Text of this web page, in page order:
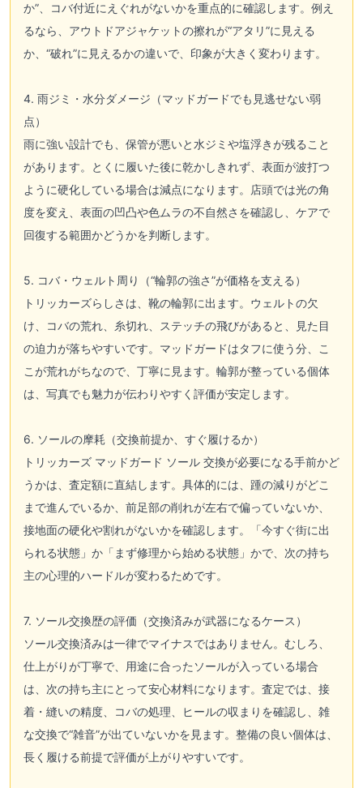
か”、コバ付近にえぐれがないかを重点的に確認します。例え
るなら、アウトドアジャケットの擦れが“アタリ”に見える
か、“破れ”に見えるかの違いで、印象が大きく変わります。
4. 雨ジミ・水分ダメージ（マッドガードでも見逃せない弱
点）
雨に強い設計でも、保管が悪いと水ジミや塩浮きが残ること
があります。とくに履いた後に乾かしきれず、表面が波打つ
ように硬化している場合は減点になります。店頭では光の角
度を変え、表面の凹凸や色ムラの不自然さを確認し、ケアで
回復する範囲かどうかを判断します。
5. コバ・ウェルト周り（“輪郭の強さ”が価格を支える）
トリッカーズらしさは、靴の輪郭に出ます。ウェルトの欠
け、コバの荒れ、糸切れ、ステッチの飛びがあると、見た目
の迫力が落ちやすいです。マッドガードはタフに使う分、こ
こが荒れがちなので、丁寧に見ます。輪郭が整っている個体
は、写真でも魅力が伝わりやすく評価が安定します。
6. ソールの摩耗（交換前提か、すぐ履けるか）
トリッカーズ マッドガード ソール 交換が必要になる手前かど
うかは、査定額に直結します。具体的には、踵の減りがどこ
まで進んでいるか、前足部の削れが左右で偏っていないか、
接地面の硬化や割れがないかを確認します。「今すぐ街に出
られる状態」か「まず修理から始める状態」かで、次の持ち
主の心理的ハードルが変わるためです。
7. ソール交換歴の評価（交換済みが武器になるケース）
ソール交換済みは一律でマイナスではありません。むしろ、
仕上がりが丁寧で、用途に合ったソールが入っている場合
は、次の持ち主にとって安心材料になります。査定では、接
着・縫いの精度、コバの処理、ヒールの収まりを確認し、雑
な交換で“雑音”が出ていないかを見ます。整備の良い個体は、
長く履ける前提で評価が上がりやすいです。